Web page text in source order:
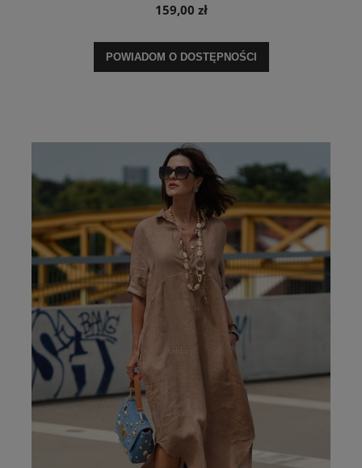
159,00 zł
POWIADOM O DOSTĘPNOŚCI